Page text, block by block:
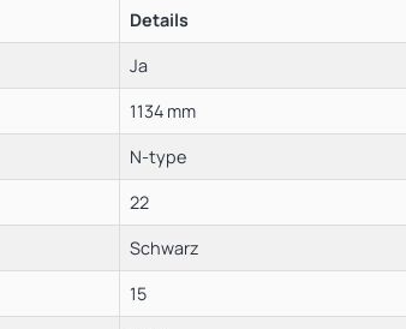
Details
Ja
1134 mm
N-type
22
Schwarz
15